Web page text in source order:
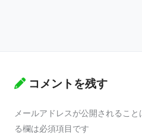
コメントを残す
メールアドレスが公開されること
る欄は必須項目です